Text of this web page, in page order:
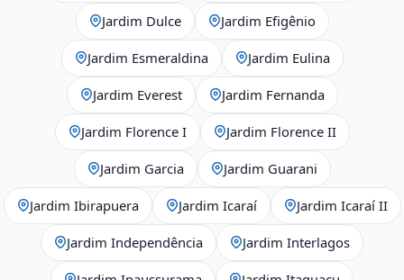
Jardim Dulce Jardim Efigênio
Jardim Esmeraldina Jardim Eulina
Jardim Everest Jardim Fernanda
Jardim Florence I Jardim Florence II
Jardim Garcia Jardim Guarani
Jardim Ibirapuera Jardim Icaraí Jardim Icaraí II
Jardim Independência Jardim Interlagos